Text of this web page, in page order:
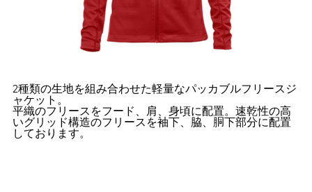
2種類の生地を組み合わせた軽量なパッカブルフリースジ
ャケット。
平織のフリースをフード、肩、身頃に配置。速乾性の高
いグリッド構造のフリースを袖下、脇、胴下部分に配置
しております。